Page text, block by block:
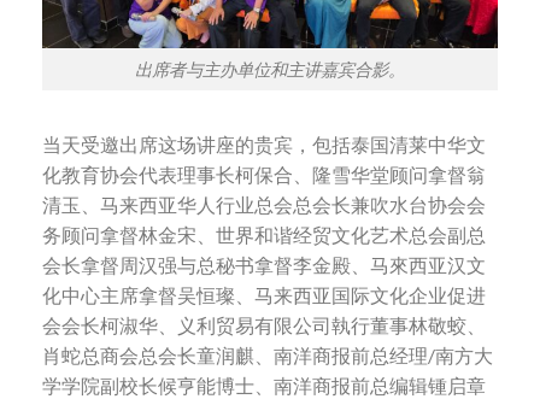
出席者与主办单位和主讲嘉宾合影。
当天受邀出席这场讲座的贵宾，包括泰国清莱中华文
化教育协会代表理事长柯保合、隆雪华堂顾问拿督翁
清玉、马来西亚华人行业总会总会长兼吹水台协会会
务顾问拿督林金宋、世界和谐经贸文化艺术总会副总
会长拿督周汉强与总秘书拿督李金殿、马來西亚汉文
化中心主席拿督吴恒璨、马来西亚国际文化企业促进
会会长柯淑华、义利贸易有限公司執行董事林敬蛟、
肖蛇总商会总会长童润麒、南洋商报前总经理/南方大
学学院副校长候亨能博士、南洋商报前总编辑锺启章